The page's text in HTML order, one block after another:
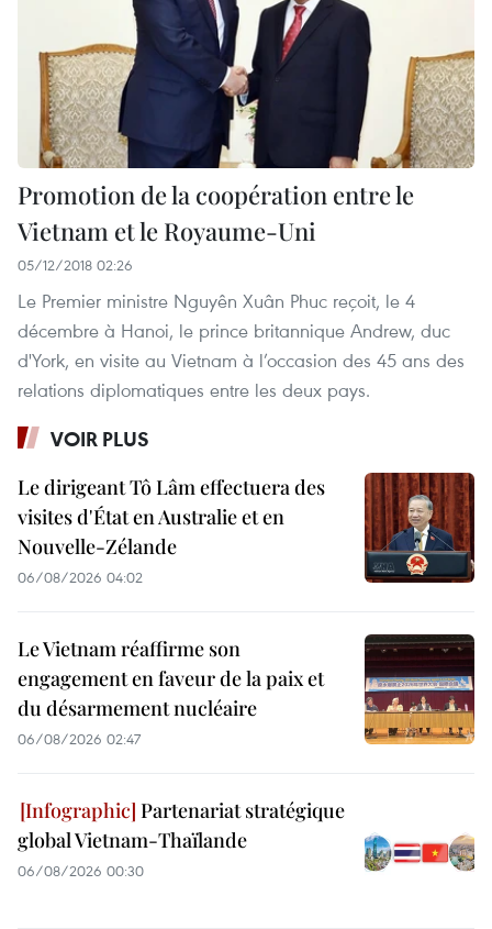
Promotion de la coopération entre le
Vietnam et le Royaume-Uni
05/12/2018 02:26
Le Premier ministre Nguyên Xuân Phuc reçoit, le 4
décembre à Hanoi, le prince britannique Andrew, duc
d'York, en visite au Vietnam à l’occasion des 45 ans des
relations diplomatiques entre les deux pays.
VOIR PLUS
Le dirigeant Tô Lâm effectuera des
visites d'État en Australie et en
Nouvelle-Zélande
06/08/2026 04:02
Le Vietnam réaffirme son
engagement en faveur de la paix et
du désarmement nucléaire
06/08/2026 02:47
Partenariat stratégique
global Vietnam-Thaïlande
06/08/2026 00:30